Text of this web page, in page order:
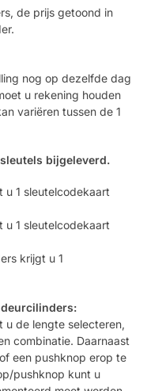
de prijs getoond in
nog op dezelfde dag
u rekening houden
variëren tussen de 1
bijgeleverd.
u 1 sleutelcodekaart
u 1 sleutelcodekaart
krijgt u 1
deurcilinders:
u de lengte selecteren,
combinatie. Daarnaast
een pushknop erop te
pushknop kunt u